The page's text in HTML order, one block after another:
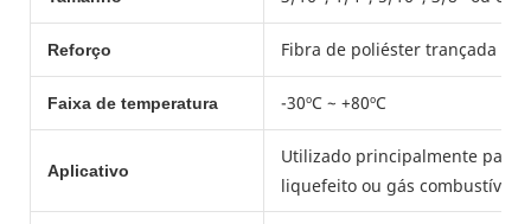
Reforço Fibra de poliéster trançada de
Faixa de temperatura -30ºC ~ +80ºC
Aplicativo
Utilizado principalmente para
liquefeito ou gás combustível,